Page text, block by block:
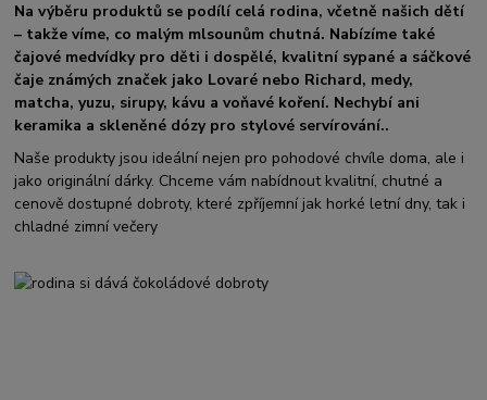
Na výběru produktů se podílí celá rodina, včetně našich dětí
– takže víme, co malým mlsounům chutná. Nabízíme také
čajové medvídky pro děti i dospělé, kvalitní sypané a sáčkové
čaje známých značek jako Lovaré nebo Richard, medy,
matcha, yuzu, sirupy, kávu a voňavé koření. Nechybí ani
keramika a skleněné dózy pro stylové servírování..
Naše produkty jsou ideální nejen pro pohodové chvíle doma, ale i
jako originální dárky. Chceme vám nabídnout kvalitní, chutné a
cenově dostupné dobroty, které zpříjemní jak horké letní dny, tak i
chladné zimní večery